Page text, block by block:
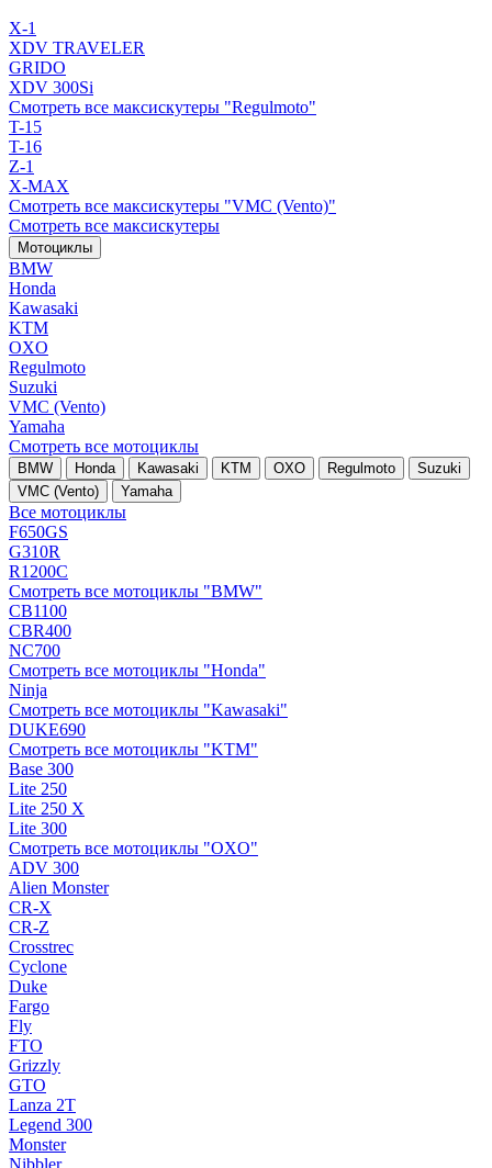
X-1
XDV TRAVELER
GRIDO
XDV 300Si
Смотреть все максискутеры "Regulmoto"
T-15
T-16
Z-1
X-MAX
Смотреть все максискутеры "VMC (Vento)"
Смотреть все максискутеры
Мотоциклы
BMW
Honda
Kawasaki
KTM
OXO
Regulmoto
Suzuki
VMC (Vento)
Yamaha
Смотреть все мотоциклы
BMW Honda Kawasaki KTM OXO Regulmoto
Suzuki
VMC (Vento)
Yamaha
Все мотоциклы
F650GS
G310R
R1200C
Смотреть все мотоциклы "BMW"
CB1100
CBR400
NC700
Смотреть все мотоциклы "Honda"
Ninja
Смотреть все мотоциклы "Kawasaki"
DUKE690
Смотреть все мотоциклы "KTM"
Base 300
Lite 250
Lite 250 X
Lite 300
Смотреть все мотоциклы "OXO"
ADV 300
Alien Monster
CR-X
CR-Z
Crosstrec
Cyclone
Duke
Fargo
Fly
FTO
Grizzly
GTO
Lanza 2T
Legend 300
Monster